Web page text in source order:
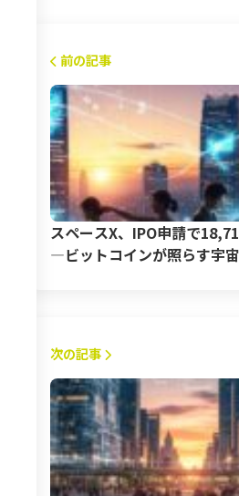
前の記事
スペースX、IPO申請で
―ビットコインが照らす宇
次の記事